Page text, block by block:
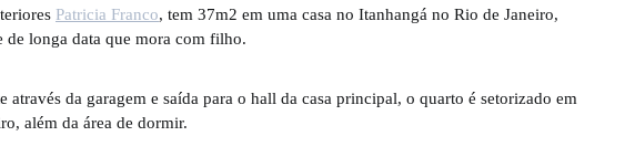
Patricia Franco, tem 37m2 em uma casa no Itanhangá no Rio de Janeiro,
de longa data que mora com filho.
através da garagem e saída para o hall da casa principal, o quarto é setorizado em
além da área de dormir.